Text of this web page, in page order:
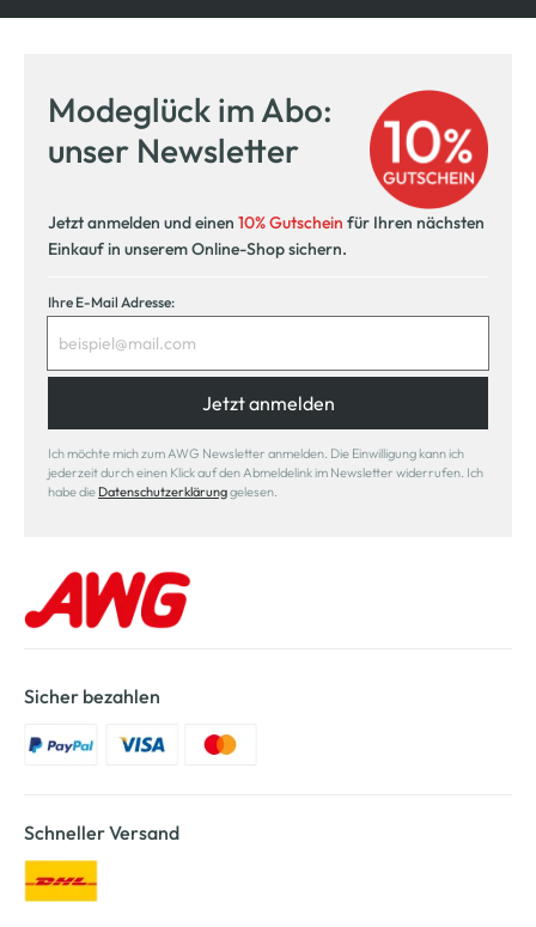
Modeglück im Abo:
unser Newsletter
Jetzt anmelden und einen 10% Gutschein für Ihren nächsten
Einkauf in unserem Online-Shop sichern.
Ihre E-Mail Adresse:
Jetzt anmelden
Ich möchte mich zum AWG Newsletter anmelden. Die Einwilligung kann ich
jederzeit durch einen Klick auf den Abmeldelink im Newsletter widerrufen. Ich
habe die Datenschutzerklärunggelesen.
Sicher bezahlen
Schneller Versand